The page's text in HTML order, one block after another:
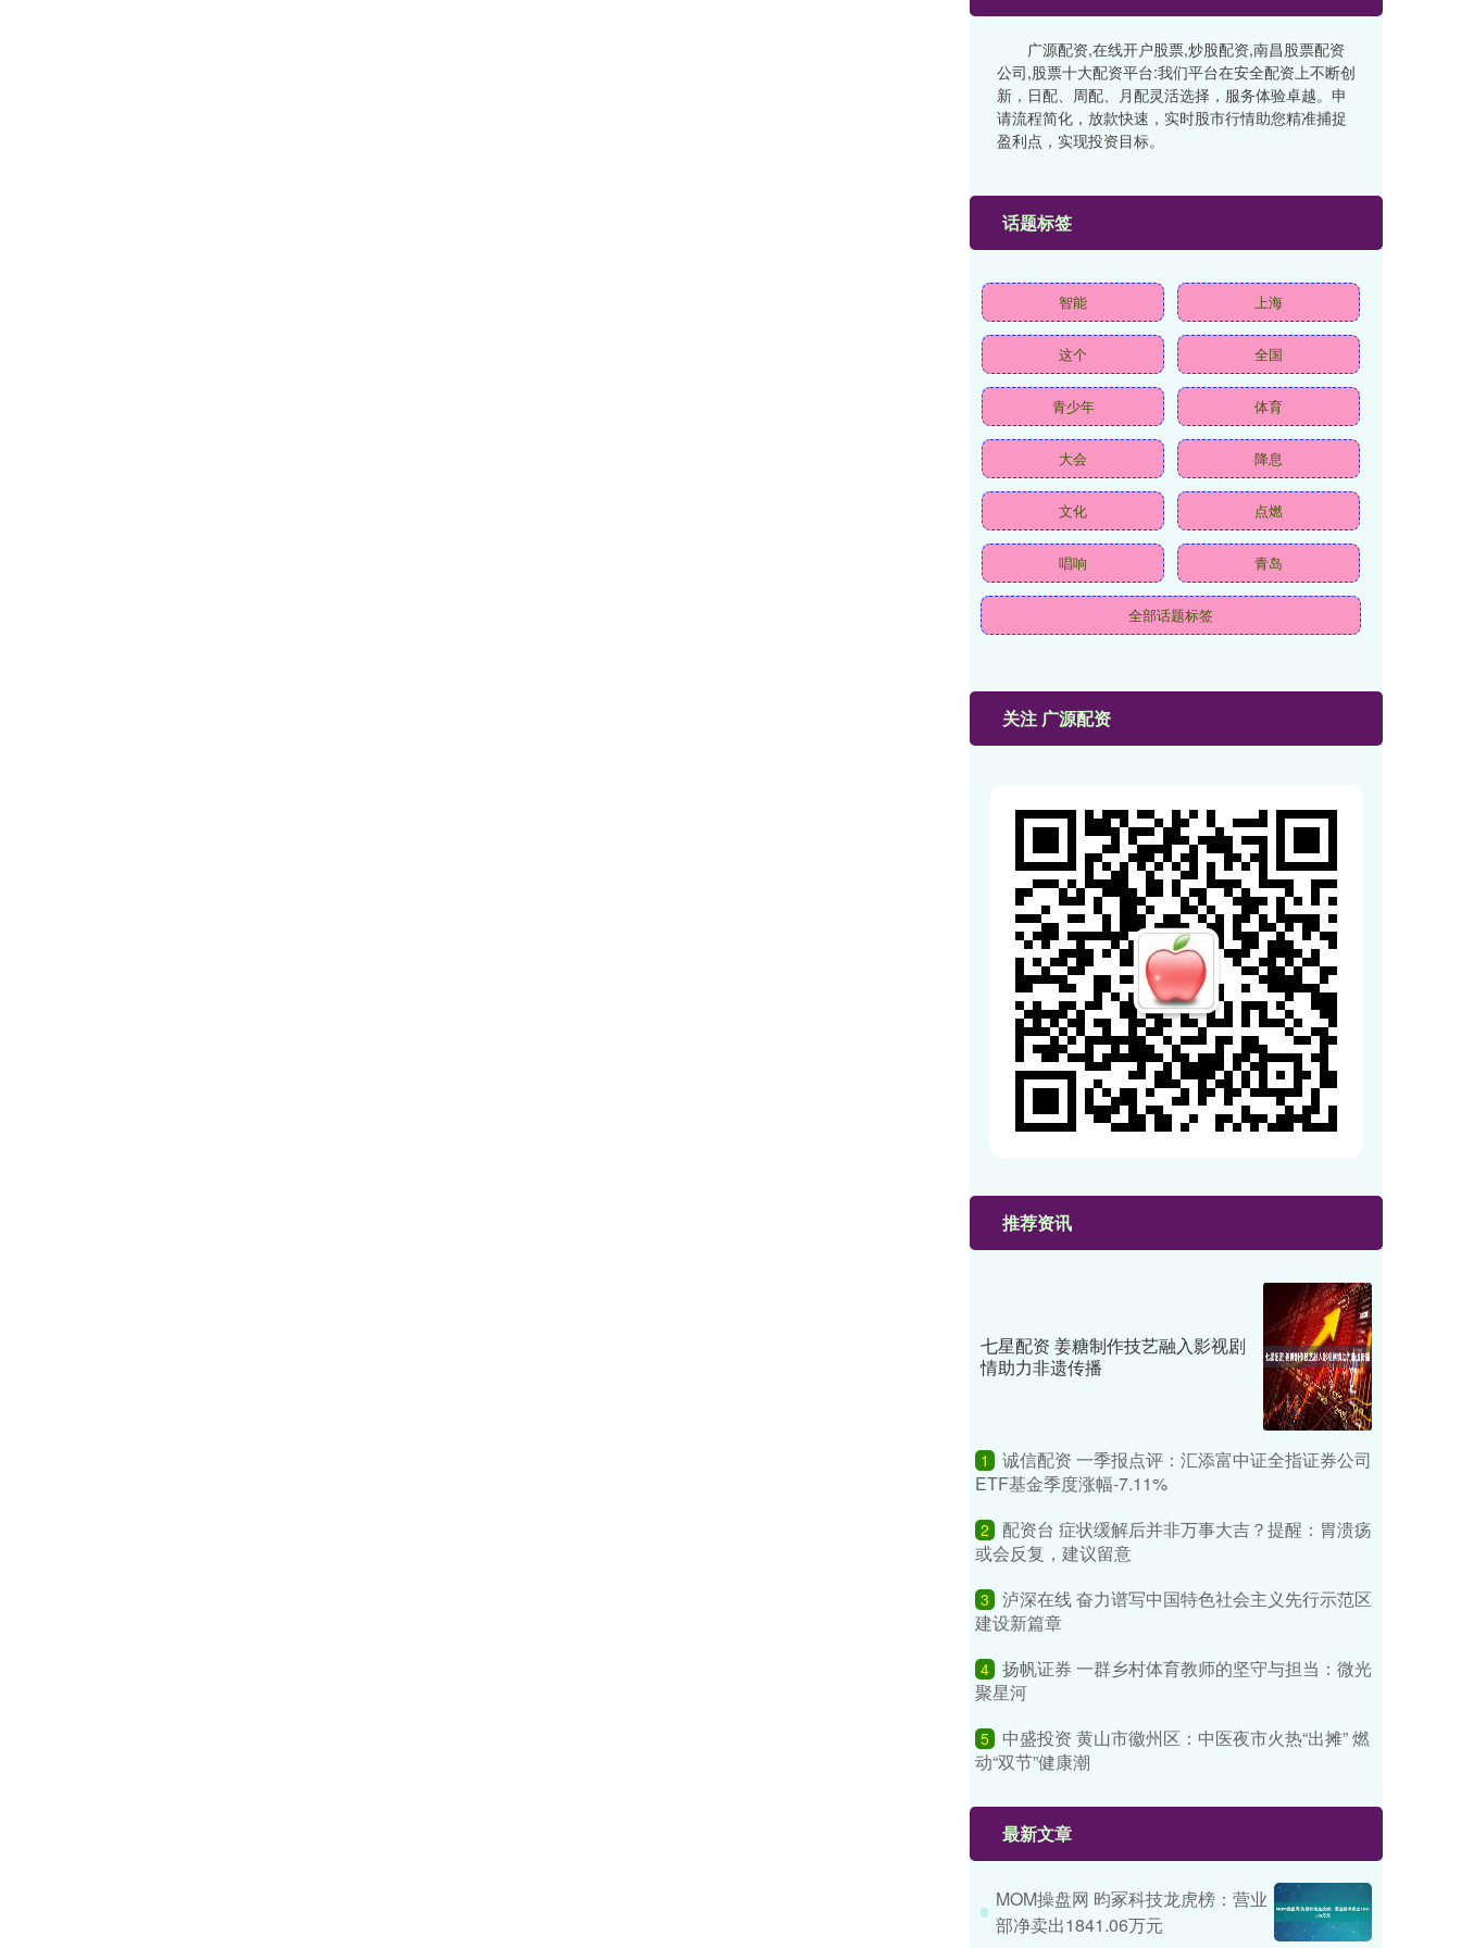
广源配资,在线开户股票,炒股配资,南昌股票配资
公司,股票十大配资平台:我们平台在安全配资上不断创
新，日配、周配、月配灵活选择，服务体验卓越。申
请流程简化，放款快速，实时股市行情助您精准捕捉
盈利点，实现投资目标。
话题标签
智能 上海
这个 全国
青少年 体育
大会 降息
文化 点燃
唱响 青岛
全部话题标签
关注 广源配资
推荐资讯
七星配资 姜糖制作技艺融入影视剧
情助力非遗传播
1
诚信配资 一季报点评：汇添富中证全指证券公司
ETF基金季度涨幅-7.11%
2
配资台 症状缓解后并非万事大吉？提醒：胃溃疡
或会反复，建议留意
3
泸深在线 奋力谱写中国特色社会主义先行示范区
建设新篇章
4 扬帆证券 一群乡村体育教师的坚守与担当：微光
聚星河
5
中盛投资 黄山市徽州区：中医夜市火热“出摊” 燃
动“双节”健康潮
最新文章
MOM操盘网 昀冢科技龙虎榜：营业
部净卖出1841.06万元